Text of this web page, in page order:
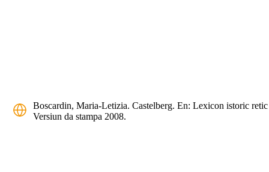
Boscardin, Maria-Letizia. Castelberg. En: Lexicon istoric
Versiun da stampa 2008.